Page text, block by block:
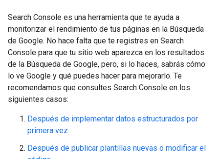
Search Console es una herramienta que te ayuda a
monitorizar el rendimiento de tus páginas en la Búsqueda
de Google. No hace falta que te registres en Search
Console para que tu sitio web aparezca en los resultados
de la Búsqueda de Google, pero, si lo haces, sabrás cómo
lo ve Google y qué puedes hacer para mejorarlo. Te
recomendamos que consultes Search Console en los
siguientes casos:
Después de implementar datos estructurados por
primera vez
Después de publicar plantillas nuevas o modificar el